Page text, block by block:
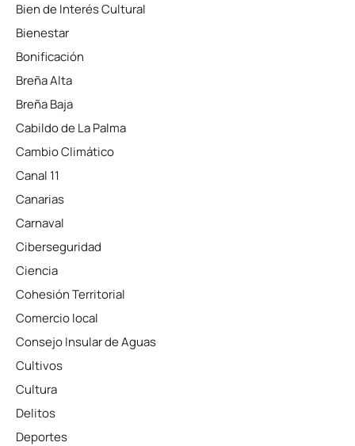
Bien de Interés Cultural
Bienestar
Bonificación
Breña Alta
Breña Baja
Cabildo de La Palma
Cambio Climático
Canal 11
Canarias
Carnaval
Ciberseguridad
Ciencia
Cohesión Territorial
Comercio local
Consejo Insular de Aguas
Cultivos
Cultura
Delitos
Deportes